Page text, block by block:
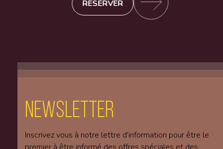
RÉSERVER
Newsletter
Inscrivez vous à notre lettre d'information pour être le